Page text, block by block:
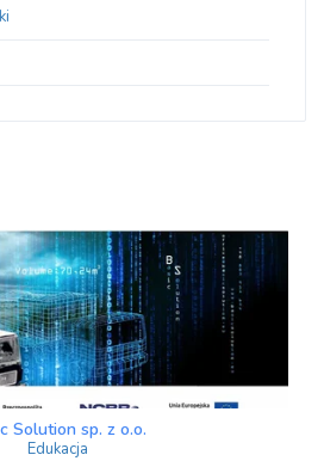
Solution sp. z o.o.
Edukacja